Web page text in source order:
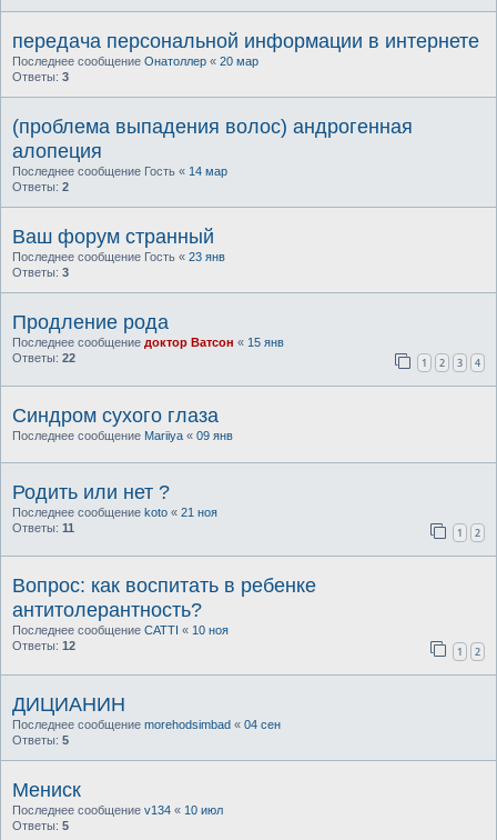
передача персональной информации в интернете
Последнее сообщение Онатоллер « 20 мар
Ответы: 3
(проблема выпадения волос) андрогенная
алопеция
Последнее сообщение Гость « 14 мар
Ответы: 2
Ваш форум странный
Последнее сообщение Гость « 23 янв
Ответы: 3
Продление рода
Последнее сообщение доктор Ватсон « 15 янв
Ответы: 22 1 2 3 4
Синдром сухого глаза
Последнее сообщение Mariiya « 09 янв
Родить или нет ?
Последнее сообщение koto « 21 ноя
Ответы: 11 1 2
Вопрос: как воспитать в ребенке
антитолерантность?
Последнее сообщение CATTI « 10 ноя
Ответы: 12 1 2
ДИЦИАНИН
Последнее сообщение morehodsimbad « 04 сен
Ответы: 5
Мениск
Последнее сообщение v134 « 10 июл
Ответы: 5